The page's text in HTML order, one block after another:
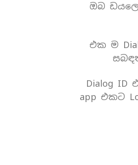
ඔබ
එක ම
Dialog
app එකට